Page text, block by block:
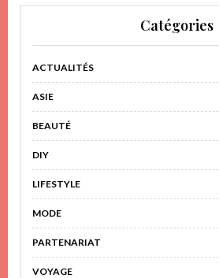
Catégories
ACTUALITÉS
ASIE
BEAUTÉ
DIY
LIFESTYLE
MODE
PARTENARIAT
VOYAGE